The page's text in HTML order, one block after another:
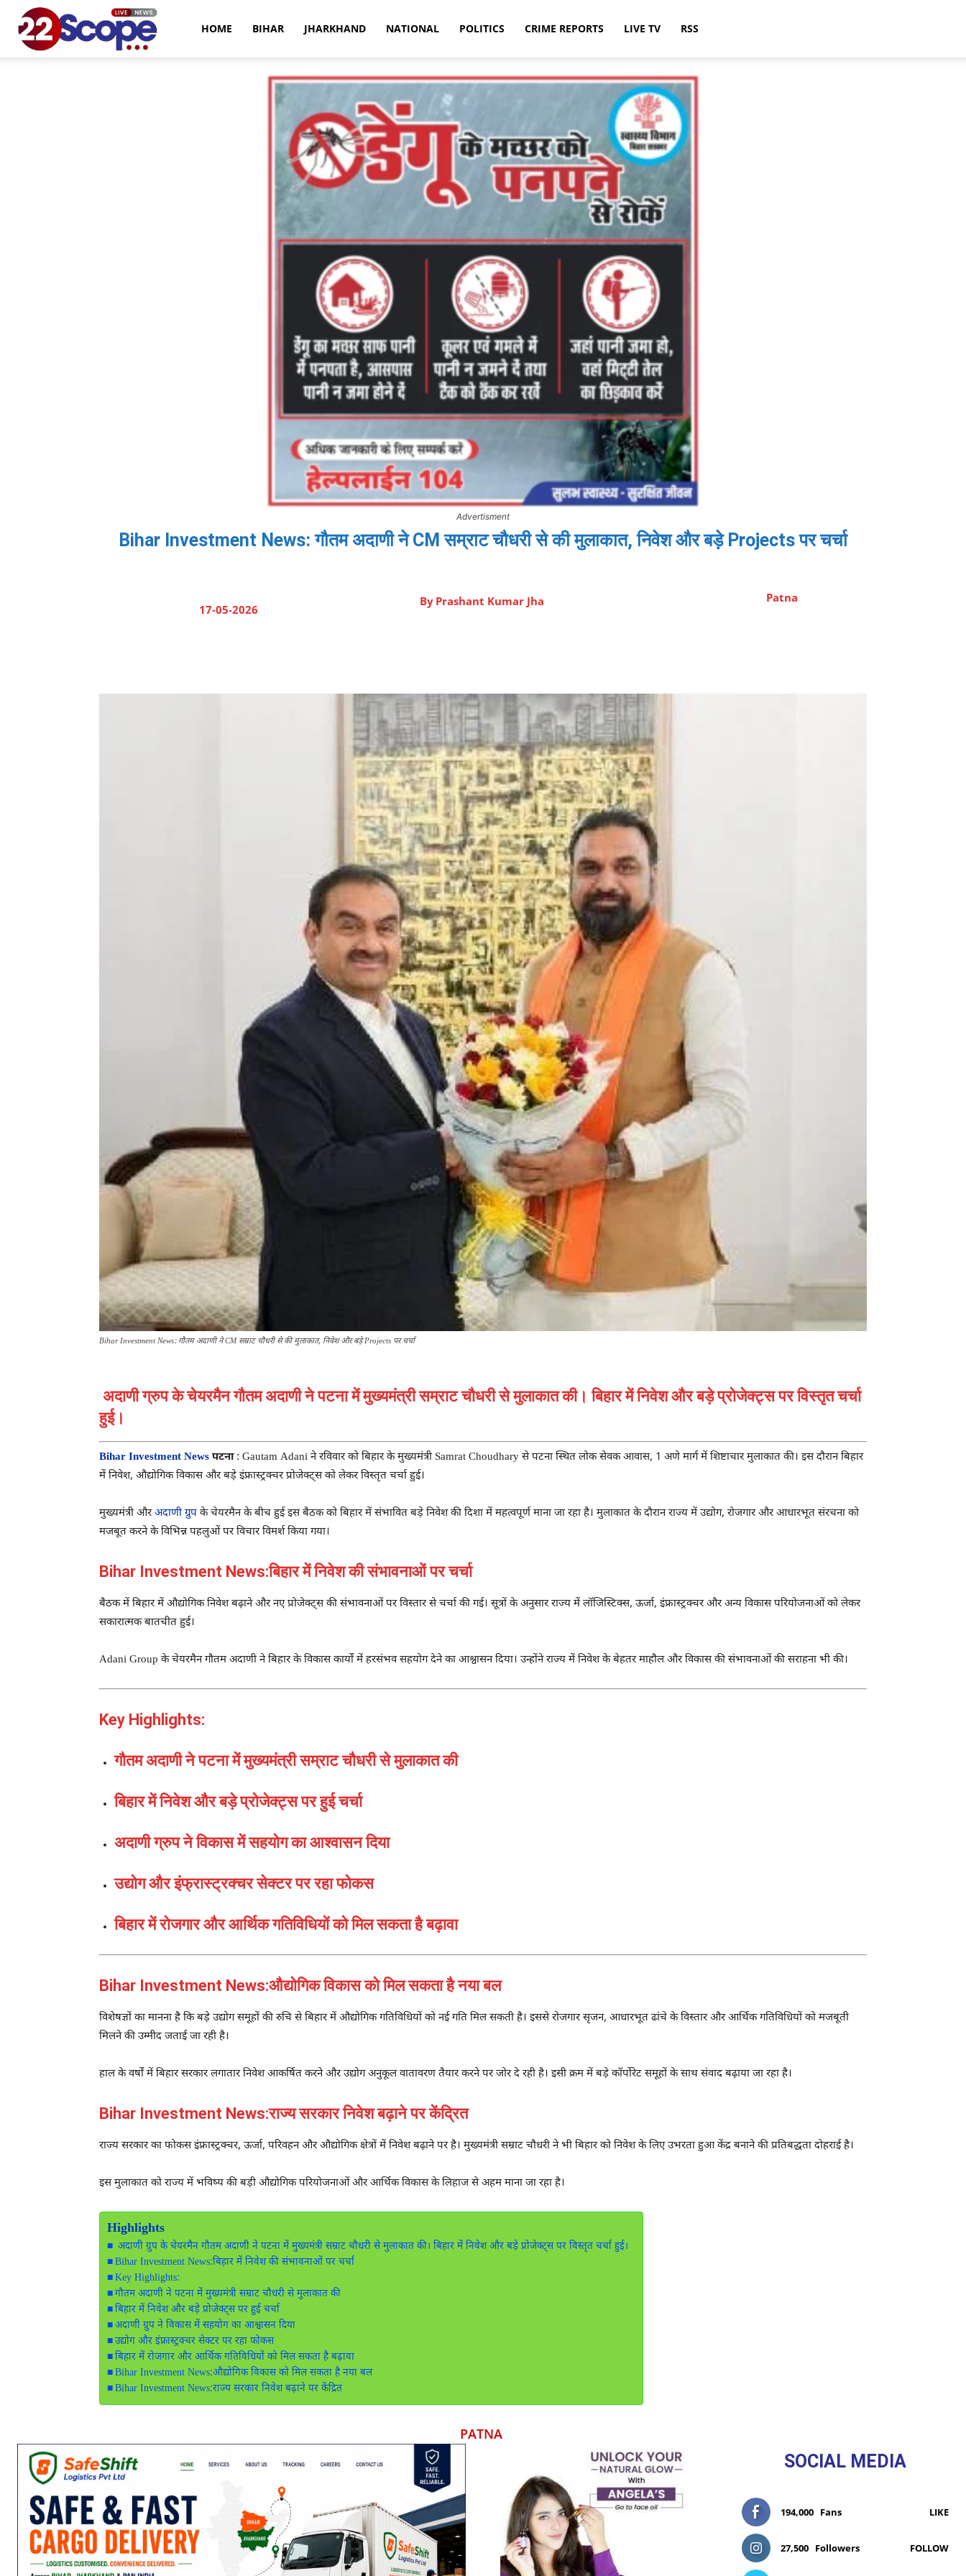
HOME BIHAR JHARKHAND NATIONAL POLITICS CRIME REPORTS LIVE TV RSS
Advertisment
Bihar Investment News: गौतम अदाणी ने CM सम्राट चौधरी से की मुलाकात, निवेश और बड़े Projects पर चर्चा
17-05-2026
By Prashant Kumar Jha Patna
Bihar Investment News: गौतम अदाणी ने CM सम्राट चौधरी से की मुलाकात, निवेश और बड़े Projects पर चर्चा
अदाणी ग्रुप के चेयरमैन गौतम अदाणी ने पटना में मुख्यमंत्री सम्राट चौधरी से मुलाकात की। बिहार में निवेश और बड़े प्रोजेक्ट्स पर विस्तृत चर्चा
हुई।
Bihar Investment News पटना: Gautam Adani ने रविवार को बिहार के मुख्यमंत्री Samrat Choudhary से पटना स्थित लोक सेवक आवास, 1 अणे मार्ग में शिष्टाचार मुलाकात की। इस दौरान बिहार
में निवेश, औद्योगिक विकास और बड़े इंफ्रास्ट्रक्चर प्रोजेक्ट्स को लेकर विस्तृत चर्चा हुई।
मुख्यमंत्री औरअदाणी ग्रुप के चेयरमैन के बीच हुई इस बैठक को बिहार में संभावित बड़े निवेश की दिशा में महत्वपूर्ण माना जा रहा है। मुलाकात के दौरान राज्य में उद्योग, रोजगार और आधारभूत संरचना को
मजबूत करने के विभिन्न पहलुओं पर विचार विमर्श किया गया।
Bihar Investment News:बिहार में निवेश की संभावनाओं पर चर्चा
बैठक में बिहार में औद्योगिक निवेश बढ़ाने और नए प्रोजेक्ट्स की संभावनाओं पर विस्तार से चर्चा की गई। सूत्रों के अनुसार राज्य में लॉजिस्टिक्स, ऊर्जा, इंफ्रास्ट्रक्चर और अन्य विकास परियोजनाओं को लेकर
सकारात्मक बातचीत हुई।
Adani Group के चेयरमैन गौतम अदाणी ने बिहार के विकास कार्यों में हरसंभव सहयोग देने का आश्वासन दिया। उन्होंने राज्य में निवेश के बेहतर माहौल और विकास की संभावनाओं की सराहना भी की।
Key Highlights:
गौतम अदाणी ने पटना में मुख्यमंत्री सम्राट चौधरी से मुलाकात की
बिहार में निवेश और बड़े प्रोजेक्ट्स पर हुई चर्चा
अदाणी ग्रुप ने विकास में सहयोग का आश्वासन दिया
उद्योग और इंफ्रास्ट्रक्चर सेक्टर पर रहा फोकस
बिहार में रोजगार और आर्थिक गतिविधियों को मिल सकता है बढ़ावा
Bihar Investment News:औद्योगिक विकास को मिल सकता है नया बल
विशेषज्ञों का मानना है कि बड़े उद्योग समूहों की रुचि से बिहार में औद्योगिक गतिविधियों को नई गति मिल सकती है। इससे रोजगार सृजन, आधारभूत ढांचे के विस्तार और आर्थिक गतिविधियों को मजबूती
मिलने की उम्मीद जताई जा रही है।
हाल के वर्षों में बिहार सरकार लगातार निवेश आकर्षित करने और उद्योग अनुकूल वातावरण तैयार करने पर जोर दे रही है। इसी क्रम में बड़े कॉर्पोरेट समूहों के साथ संवाद बढ़ाया जा रहा है।
Bihar Investment News:राज्य सरकार निवेश बढ़ाने पर केंद्रित
राज्य सरकार का फोकस इंफ्रास्ट्रक्चर, ऊर्जा, परिवहन और औद्योगिक क्षेत्रों में निवेश बढ़ाने पर है। मुख्यमंत्री सम्राट चौधरी ने भी बिहार को निवेश के लिए उभरता हुआ केंद्र बनाने की प्रतिबद्धता दोहराई है।
इस मुलाकात को राज्य में भविष्य की बड़ी औद्योगिक परियोजनाओं और आर्थिक विकास के लिहाज से अहम माना जा रहा है।
Highlights
अदाणी ग्रुप के चेयरमैन गौतम अदाणी ने पटना में मुख्यमंत्री सम्राट चौधरी से मुलाकात की। बिहार में निवेश और बड़े प्रोजेक्ट्स पर विस्तृत चर्चा हुई।
Bihar Investment News:बिहार में निवेश की संभावनाओं पर चर्चा
Key Highlights:
गौतम अदाणी ने पटना में मुख्यमंत्री सम्राट चौधरी से मुलाकात की
बिहार में निवेश और बड़े प्रोजेक्ट्स पर हुई चर्चा
अदाणी ग्रुप ने विकास में सहयोग का आश्वासन दिया
उद्योग और इंफ्रास्ट्रक्चर सेक्टर पर रहा फोकस
बिहार में रोजगार और आर्थिक गतिविधियों को मिल सकता है बढ़ावा
Bihar Investment News:औद्योगिक विकास को मिल सकता है नया बल
Bihar Investment News:राज्य सरकार निवेश बढ़ाने पर केंद्रित
PATNA
SOCIAL MEDIA
194,000 Fans LIKE
27,500 Followers FOLLOW